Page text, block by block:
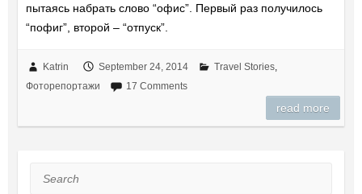
пытаясь набрать слово “офис”. Первый раз получилось
“пофиг”, второй – “отпуск”.
Katrin September 24, 2014 Travel Stories,
Фоторепортажи
17 Comments
read more
Search